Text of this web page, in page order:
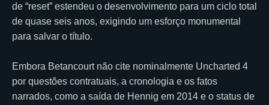
de “reset” estendeu o desenvolvimento para um ciclo total
de quase seis anos, exigindo um esforço monumental
para salvar o título.
Embora Betancourt não cite nominalmente Uncharted 4
por questões contratuais, a cronologia e os fatos
narrados, como a saída de Hennig em 2014 e o status de